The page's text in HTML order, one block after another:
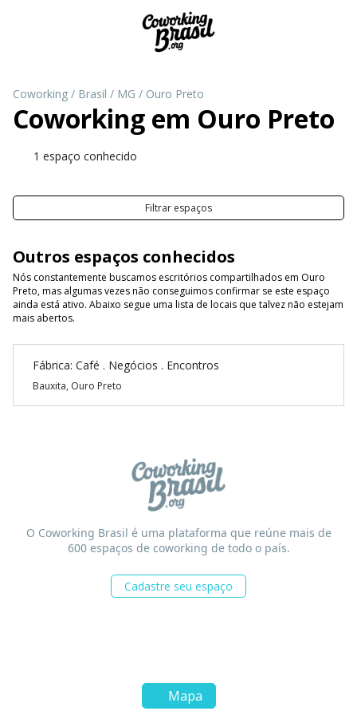
Coworking / Brasil / MG / Ouro Preto
Coworking em Ouro Preto
1 espaço conhecido
Filtrar espaços
Outros espaços conhecidos
Nós constantemente buscamos escritórios compartilhados em Ouro
Preto, mas algumas vezes não conseguimos confirmar se este espaço
ainda está ativo. Abaixo segue uma lista de locais que talvez não estejam
mais abertos.
Fábrica: Café . Negócios . Encontros
Bauxita, Ouro Preto
Mapa
O Coworking Brasil é uma plataforma que reúne mais de
600 espaços de coworking de todo o país.
Cadastre seu espaço